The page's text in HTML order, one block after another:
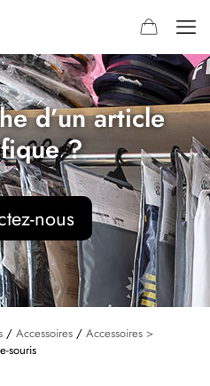
d’un article
?
nous
/ Accessoires / Accessoires >
souris